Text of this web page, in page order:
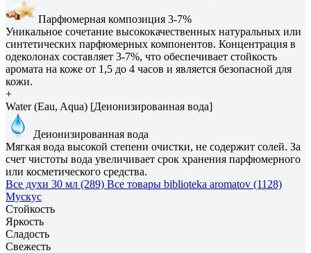
Парфюмерная композиция 3-7%
Уникальное сочетание высококачественных натуральных или
синтетических парфюмерных компонентов. Концентрация в
одеколонах составляет 3-7%, что обеспечивает стойкость
аромата на коже от 1,5 до 4 часов и является безопасной для
кожи.
+
Water (Eau, Aqua) [Деионизированная вода]
Деионизированная вода
Мягкая вода высокой степени очистки, не содержит солей. За
счет чистоты вода увеличивает срок хранения парфюмерного
или косметического средства.
Все духи 30 мл (289) Все товары biblioteka aromatov (1128)
Мускус
Стойкость
Яркость
Сладость
Свежесть